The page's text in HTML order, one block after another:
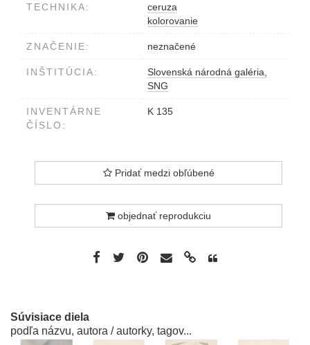
TECHNIKA:
ceruza
kolorovanie
ZNAČENIE: neznačené
INŠTITÚCIA:
Slovenská národná galéria,
SNG
INVENTÁRNE
ČÍSLO:
K 135
Pridať medzi obľúbené
objednať reprodukciu
Súvisiace diela
podľa názvu, autora / autorky, tagov...